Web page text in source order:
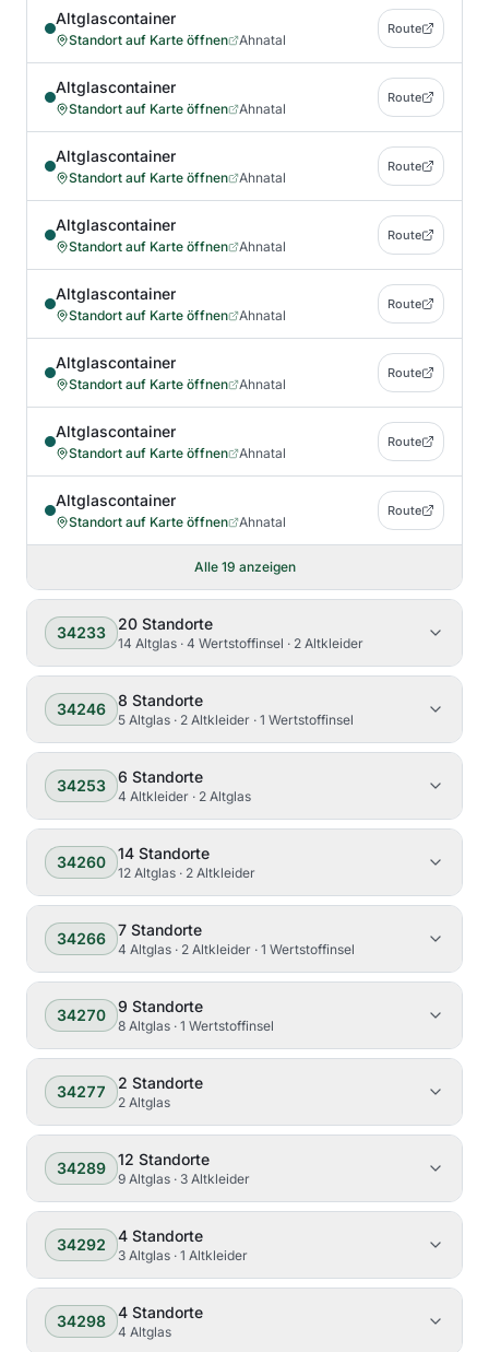
Altglascontainer
Standort auf Karte öffnen Ahnatal
Route
Altglascontainer
Standort auf Karte öffnen Ahnatal
Route
Altglascontainer
Standort auf Karte öffnen Ahnatal
Route
Altglascontainer
Standort auf Karte öffnen Ahnatal
Route
Altglascontainer
Standort auf Karte öffnen Ahnatal
Route
Altglascontainer
Standort auf Karte öffnen Ahnatal
Route
Altglascontainer
Standort auf Karte öffnen Ahnatal
Route
Altglascontainer
Standort auf Karte öffnen Ahnatal
Route
Alle 19 anzeigen
34233 20 Standorte
14 Altglas · 4 Wertstoffinsel · 2 Altkleider
34246 8 Standorte
5 Altglas · 2 Altkleider · 1 Wertstoffinsel
34253 6 Standorte
4 Altkleider · 2 Altglas
34260 14 Standorte
12 Altglas · 2 Altkleider
34266 7 Standorte
4 Altglas · 2 Altkleider · 1 Wertstoffinsel
34270 9 Standorte
8 Altglas · 1 Wertstoffinsel
34277 2 Standorte
2 Altglas
34289 12 Standorte
9 Altglas · 3 Altkleider
34292 4 Standorte
3 Altglas · 1 Altkleider
34298 4 Standorte
4 Altglas